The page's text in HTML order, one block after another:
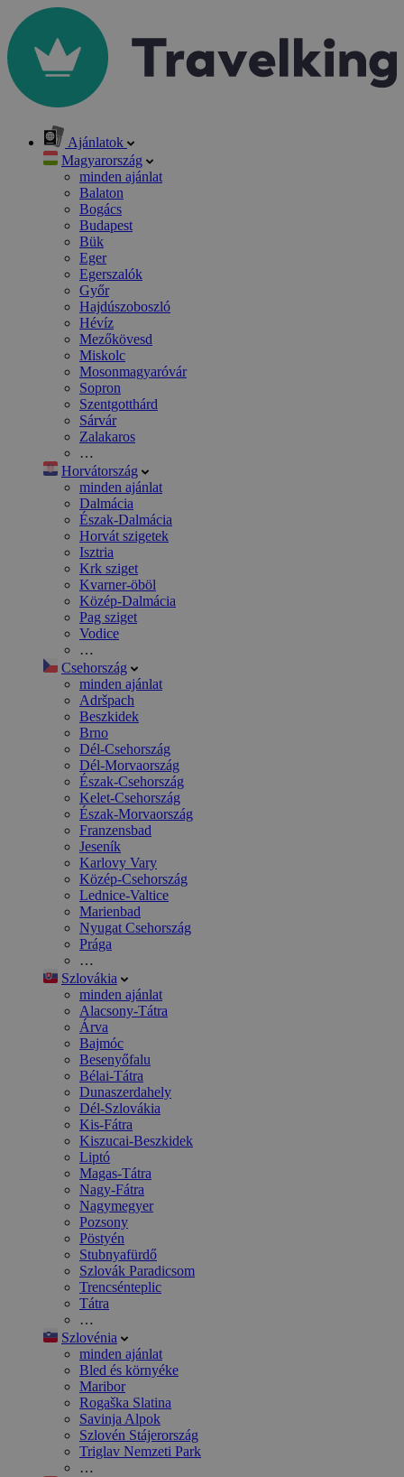
Ajánlatok
Magyarország
minden ajánlat
Balaton
Bogács
Budapest
Bük
Eger
Egerszalók
Győr
Hajdúszoboszló
Hévíz
Mezőkövesd
Miskolc
Mosonmagyaróvár
Sopron
Szentgotthárd
Sárvár
Zalakaros
…
Horvátország
minden ajánlat
Dalmácia
Észak-Dalmácia
Horvát szigetek
Isztria
Krk sziget
Kvarner-öböl
Közép-Dalmácia
Pag sziget
Vodice
…
Csehország
minden ajánlat
Adršpach
Beszkidek
Brno
Dél-Csehország
Dél-Morvaország
Észak-Csehország
Kelet-Csehország
Észak-Morvaország
Franzensbad
Jeseník
Karlovy Vary
Közép-Csehország
Lednice-Valtice
Marienbad
Nyugat Csehország
Prága
…
Szlovákia
minden ajánlat
Alacsony-Tátra
Árva
Bajmóc
Besenyőfalu
Bélai-Tátra
Dunaszerdahely
Dél-Szlovákia
Kis-Fátra
Kiszucai-Beszkidek
Liptó
Magas-Tátra
Nagy-Fátra
Nagymegyer
Pozsony
Pöstyén
Stubnyafürdő
Szlovák Paradicsom
Trencsénteplic
Tátra
…
Szlovénia
minden ajánlat
Bled és környéke
Maribor
Rogaška Slatina
Savinja Alpok
Szlovén Stájerország
Triglav Nemzeti Park
…